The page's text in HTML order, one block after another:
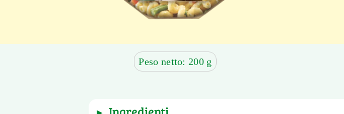
Peso netto: 200 g
▶